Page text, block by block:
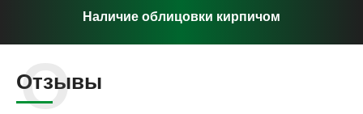
Наличие облицовки кирпичом
Отзывы